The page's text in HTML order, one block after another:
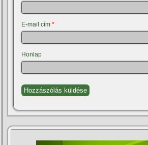
E-mail cím*
Honlap